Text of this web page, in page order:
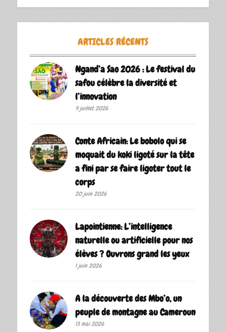
ARTICLES RÉCENTS
Ngand’a Sao 2026 : Le festival du
safou célèbre la diversité et
l’innovation
9 juillet 2026
Conte Africain: Le bobolo qui se
moquait du koki ligoté sur la tête
a fini par se faire ligoter tout le
corps
20 juin 2026
Lapointienne: L’intelligence
naturelle ou artificielle pour nos
élèves ? Ouvrons grand les yeux
1 juin 2026
A la découverte des Mbo’o, un
peuple de montagne au Cameroun
13 mai 2026